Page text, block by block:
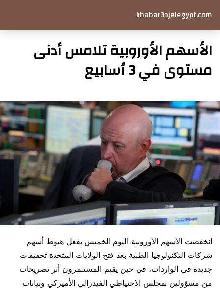
khabar3ajelegypt.com
الأسهم الأوروبية تلامس أدنى
مستوى في 3 أسابيع
انخفضت الأسهم الأوروبية اليوم الخميس بفعل هبوط أسهم
شركات التكنولوجيا الطبية بعد فتح الولايات المتحدة تحقيقات
جديدة في الواردات، في حين يقيم المستثمرون أثر تصريحات
من مسؤولين بمجلس الاحتياطي الفيدرالي الأميركي وبيانات